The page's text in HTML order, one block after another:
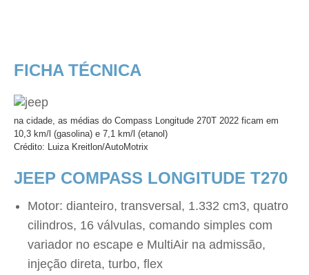
FICHA TÉCNICA
na cidade, as médias do Compass Longitude 270T 2022 ficam em
10,3 km/l (gasolina) e 7,1 km/l (etanol)
Crédito: Luiza Kreitlon/AutoMotrix
JEEP COMPASS LONGITUDE T270
Motor: dianteiro, transversal, 1.332 cm3, quatro
cilindros, 16 válvulas, comando simples com
variador no escape e MultiAir na admissão,
injeção direta, turbo, flex